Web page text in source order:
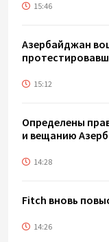
15:46
Азербайджан
15:12
Определены
и вещанию
14:28
Fitch вновь
14:26